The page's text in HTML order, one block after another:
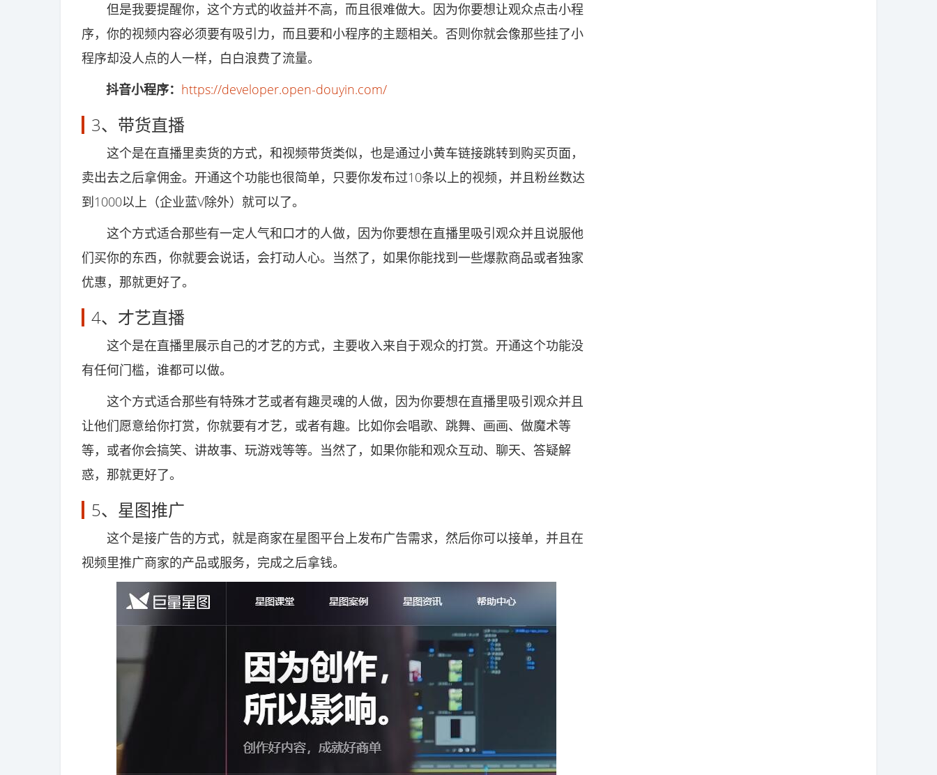
但是我要提醒你，这个方式的收益并不高，而且很难做大。因为你要想让观众点击小程
序，你的视频内容必须要有吸引力，而且要和小程序的主题相关。否则你就会像那些挂了小
程序却没人点的人一样，白白浪费了流量。
抖音小程序： https://developer.open-douyin.com/
3、带货直播
这个是在直播里卖货的方式，和视频带货类似，也是通过小黄车链接跳转到购买页面，
卖出去之后拿佣金。开通这个功能也很简单，只要你发布过10条以上的视频，并且粉丝数达
到1000以上（企业蓝V除外）就可以了。
这个方式适合那些有一定人气和口才的人做，因为你要想在直播里吸引观众并且说服他
们买你的东西，你就要会说话，会打动人心。当然了，如果你能找到一些爆款商品或者独家
优惠，那就更好了。
4、才艺直播
这个是在直播里展示自己的才艺的方式，主要收入来自于观众的打赏。开通这个功能没
有任何门槛，谁都可以做。
这个方式适合那些有特殊才艺或者有趣灵魂的人做，因为你要想在直播里吸引观众并且
让他们愿意给你打赏，你就要有才艺，或者有趣。比如你会唱歌、跳舞、画画、做魔术等
等，或者你会搞笑、讲故事、玩游戏等等。当然了，如果你能和观众互动、聊天、答疑解
惑，那就更好了。
5、星图推广
这个是接广告的方式，就是商家在星图平台上发布广告需求，然后你可以接单，并且在
视频里推广商家的产品或服务，完成之后拿钱。